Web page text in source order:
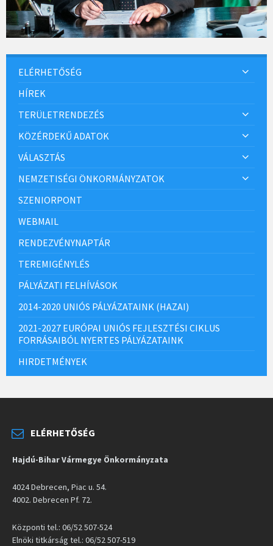
ELÉRHETŐSÉG
HÍREK
TERÜLETRENDEZÉS
KÖZÉRDEKŰ ADATOK
VÁLASZTÁS
NEMZETISÉGI ÖNKORMÁNYZATOK
SZENIORPONT
WEBMAIL
RENDEZVÉNYNAPTÁR
TEREMIGÉNYLÉS
PÁLYÁZATI FELHÍVÁSOK
2014-2020 UNIÓS PÁLYÁZATAINK (HAZAI)
2021-2027 EURÓPAI UNIÓS FEJLESZTÉSI CIKLUS
FORRÁSAIBÓL NYERTES PÁLYÁZATAINK
HIRDETMÉNYEK
ELÉRHETŐSÉG
Hajdú-Bihar Vármegye Önkormányzata
4024 Debrecen, Piac u. 54.
4002. Debrecen Pf. 72.
Központi tel.: 06/52 507-524
Elnöki titkárság tel.: 06/52 507-519